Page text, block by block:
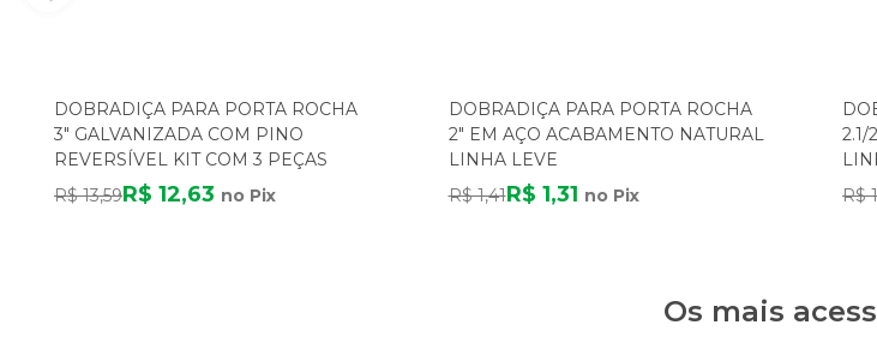
DOBRADIÇA PARA PORTA ROCHA
3" GALVANIZADA COM PINO
REVERSÍVEL KIT COM 3 PEÇAS
R$ 13,59R$ 12,63 no Pix
DOBRADIÇA PARA PORTA ROCHA
2" EM AÇO ACABAMENTO NATURAL
LINHA LEVE
R$ 1,41R$ 1,31 no Pix
2.1/
R$
Os mais